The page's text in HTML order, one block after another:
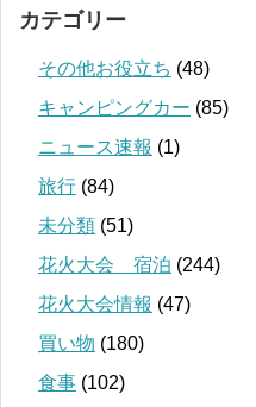
カテゴリー
その他お役立ち (48)
キャンピングカー (85)
ニュース速報 (1)
旅行 (84)
未分類 (51)
花火大会 宿泊 (244)
花火大会情報 (47)
買い物 (180)
食事 (102)